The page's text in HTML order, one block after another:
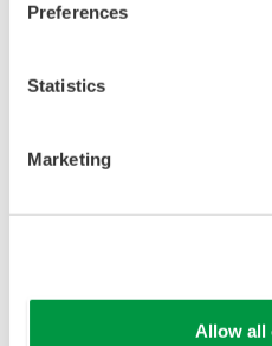
Preferences
Statistics
Marketing
Allow all
Exaquantum的计算结果。
Exaquantum聚合期的结束，
一个或多个收件人。
人都被告知。